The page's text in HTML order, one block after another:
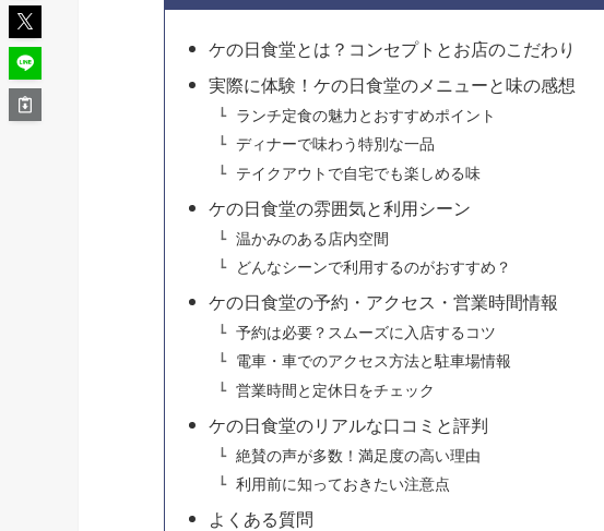
ケの日食堂とは？コンセプトとお店のこだわり
実際に体験！ケの日食堂のメニューと味の感想
ランチ定食の魅力とおすすめポイント
ディナーで味わう特別な一品
テイクアウトで自宅でも楽しめる味
ケの日食堂の雰囲気と利用シーン
温かみのある店内空間
どんなシーンで利用するのがおすすめ？
ケの日食堂の予約・アクセス・営業時間情報
予約は必要？スムーズに入店するコツ
電車・車でのアクセス方法と駐車場情報
営業時間と定休日をチェック
ケの日食堂のリアルな口コミと評判
絶賛の声が多数！満足度の高い理由
利用前に知っておきたい注意点
よくある質問